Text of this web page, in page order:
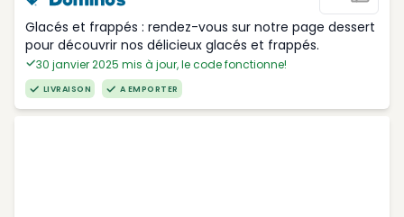
Glacés et frappés : rendez-vous sur notre page dessert
pour découvrir nos délicieux glacés et frappés.
30 janvier 2025 mis à jour, le code fonctionne!
LIVRAISON A EMPORTER